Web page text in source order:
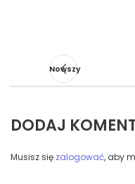
Nowszy
DODAJ
Musisz się zalogować, aby